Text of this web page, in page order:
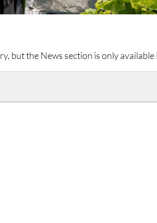
but the News section is only available